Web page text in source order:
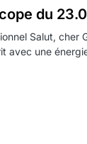
du
Salut, cher
avec une